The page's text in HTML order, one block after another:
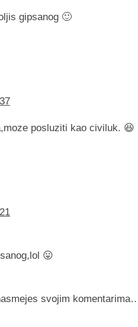
gipsanog 🙂
posluziti kao civiluk. 😆
😛
svojim